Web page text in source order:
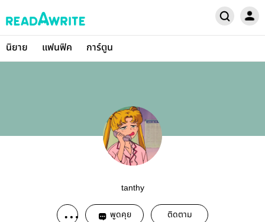
นิยาย แฟนฟิค การ์ตูน
tanthy
พูดคุย ติดตาม